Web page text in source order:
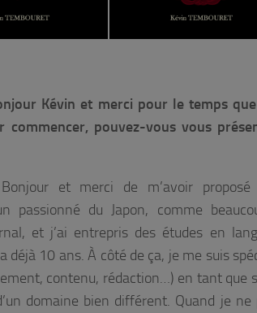
Kévin et merci pour le temps
commencer, pouvez-vous vous
Bonjour et merci de m’avoir proposé
passionné du Japon, comme
et j’ai entrepris des études en
déjà 10 ans. À côté de ça, je me suis
contenu, rédaction…) en tant que
domaine bien différent. Quand je ne